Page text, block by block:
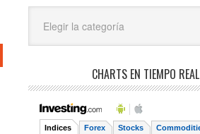
CHARTS EN TIEMPO REAL